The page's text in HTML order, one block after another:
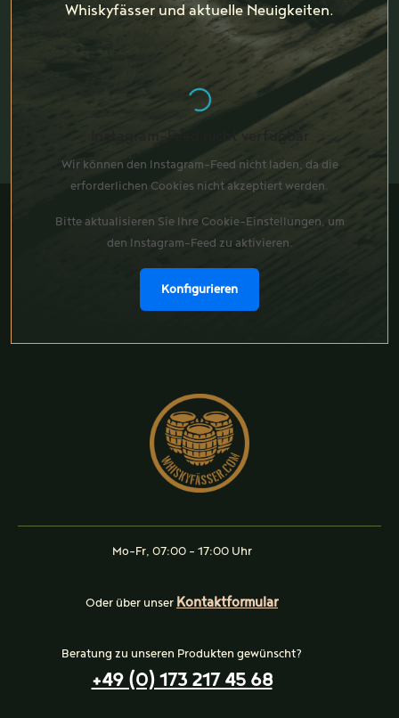
Whiskyfässer und aktuelle Neuigkeiten.
Instagram-Feed nicht verfügbar
Wir können den Instagram-Feed nicht laden, da die
erforderlichen Cookies nicht akzeptiert werden.
Bitte aktualisieren Sie Ihre Cookie-Einstellungen, um
den Instagram-Feed zu aktivieren.
Konfigurieren
Mo-Fr, 07:00 - 17:00 Uhr
Oder über unser Kontaktformular
Beratung zu unseren Produkten gewünscht?
+49 (0) 173 217 45 68